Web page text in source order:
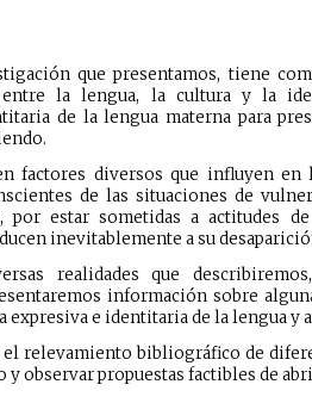
que presentamos, tiene
la lengua, la cultura y la
de la lengua materna para
factores diversos que influyen
de las situaciones de
por estar sometidas a actitudes
inevitablemente a su
realidades que
información sobre
expresiva e identitaria de la lengua y
el relevamiento bibliográfico de
y observar propuestas factibles de